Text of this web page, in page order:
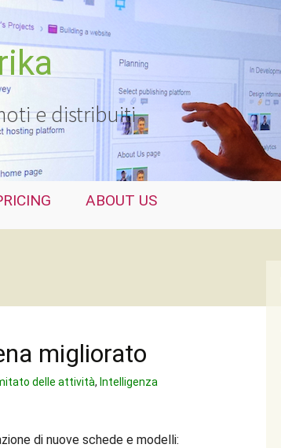
e distribuiti
ABOUT US
migliorato
delle attività, Intelligenza
di nuove schede e modelli: